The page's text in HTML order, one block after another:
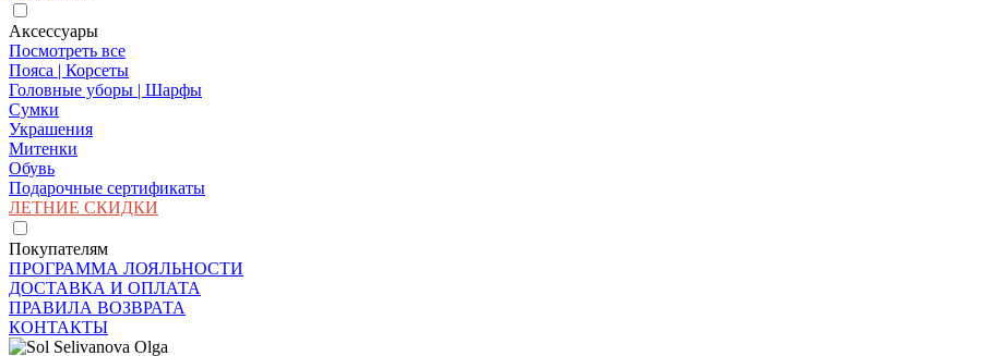
Аксессуары
Посмотреть все
Пояса | Корсеты
Головные уборы | Шарфы
Сумки
Украшения
Митенки
Обувь
Подарочные сертификаты
ЛЕТНИЕ СКИДКИ
Покупателям
ПРОГРАММА ЛОЯЛЬНОСТИ
ДОСТАВКА И ОПЛАТА
ПРАВИЛА ВОЗВРАТА
КОНТАКТЫ